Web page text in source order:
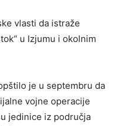
vlasti da istraže
u Izjumu i okolnim
je u septembru da
vojne operacije
jedinice iz područja